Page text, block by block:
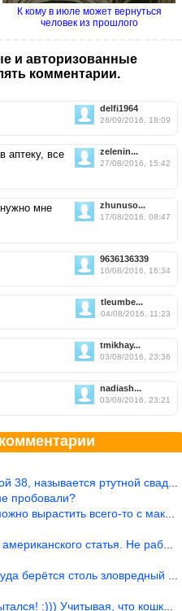
К кому в июле может вернуться
человек из прошлого
и авторизованные
комментарии.
delfi1964
28/09/2016, 18:09
zelenin...
27/08/2016, 15:42
аптеку, все
zhunuso...
17/08/2016, 08:47
мне
9636136339
10/08/2016, 16:34
tleumbe...
04/08/2016, 11:23
tmikhay...
03/08/2016, 23:36
nadiash...
03/08/2016, 23:21
называется ртутной свадьбой, гр
пробовали?
всего-то с максимально р
статья. Не работает эта ф
столь зловредный феминизм?
:))) Учитывая, что кошки 10-1